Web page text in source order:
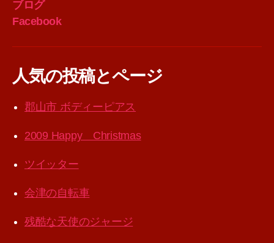
ブログ
Facebook
人気の投稿とページ
郡山市 ボディーピアス
2009 Happy Christmas
ツイッター
会津の自転車
残酷な天使のジャージ